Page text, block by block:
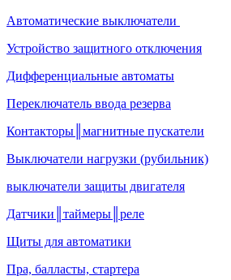
Автоматические выключатели
Устройство защитного отключения
Дифференциальные автоматы
Переключатель ввода резерва
Контакторы║магнитные пускатели
Выключатели нагрузки (рубильник)
выключатели защиты двигателя
Датчики║таймеры║реле
Щиты для автоматики
Пра, балласты, стартера